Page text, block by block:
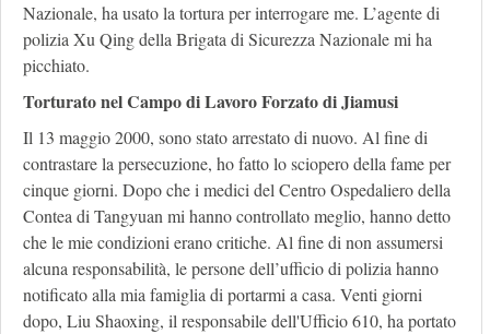
Nazionale, ha usato la tortura per interrogare me. L’agente di
polizia Xu Qing della Brigata di Sicurezza Nazionale mi ha
picchiato.
Torturato nel Campo di Lavoro Forzato di Jiamusi
Il 13 maggio 2000, sono stato arrestato di nuovo. Al fine di
contrastare la persecuzione, ho fatto lo sciopero della fame per
cinque giorni. Dopo che i medici del Centro Ospedaliero della
Contea di Tangyuan mi hanno controllato meglio, hanno detto
che le mie condizioni erano critiche. Al fine di non assumersi
alcuna responsabilità, le persone dell’ufficio di polizia hanno
notificato alla mia famiglia di portarmi a casa. Venti giorni
dopo, Liu Shaoxing, il responsabile dell'Ufficio 610, ha portato